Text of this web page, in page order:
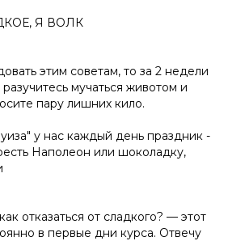
, Я ВОЛК
этим советам, то за 2 недели
разучитесь мучаться животом и
пару лишних кило.
у нас каждый день праздник -
Наполеон или шоколадку,
отказаться от сладкого? — этот
в первые дни курса. Отвечу